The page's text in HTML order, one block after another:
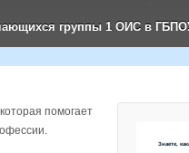
группы 1 ОИС в
помогает
Знаете,